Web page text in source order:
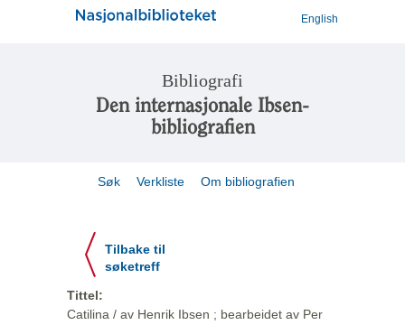
English
Bibliografi
Den internasjonale Ibsen-
bibliografien
Søk Verkliste Om bibliografien
Tilbake til
søketreff
Tittel:
Catilina / av Henrik Ibsen ; bearbeidet av Per